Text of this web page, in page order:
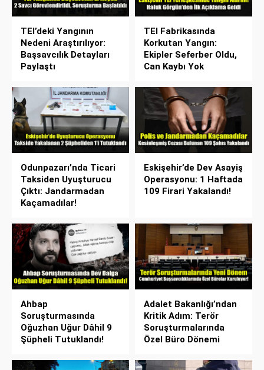
TEI’deki Yangının
Nedeni Araştırılıyor:
Başsavcılık Detayları
Paylaştı
TEI Fabrikasında
Korkutan Yangın:
Ekipler Seferber Oldu,
Can Kaybı Yok
Odunpazarı’nda Ticari
Taksiden Uyuşturucu
Çıktı: Jandarmadan
Kaçamadılar!
Eskişehir’de Dev Asayiş
Operasyonu: 1 Haftada
109 Firari Yakalandı!
Ahbap
Soruşturmasında
Oğuzhan Uğur Dâhil 9
Şüpheli Tutuklandı!
Adalet Bakanlığı’ndan
Kritik Adım: Terör
Soruşturmalarında
Özel Büro Dönemi